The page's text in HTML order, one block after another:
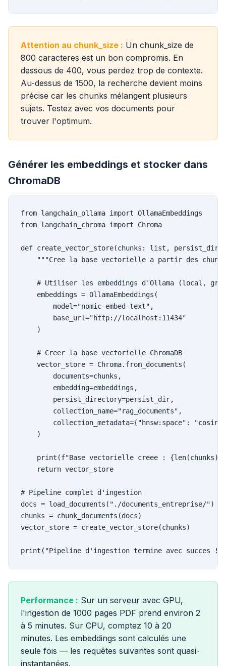
Attention au chunk_size : Un chunk_size de
800 caracteres est un bon compromis. En
dessous de 400, vous perdez trop de contexte.
Au-dessus de 1500, la recherche devient moins
précise car les chunks mélangent plusieurs
sujets. Testez avec vos documents pour
trouver l'optimum.
Générer les embeddings et stocker dans
ChromaDB
from langchain_ollama import OllamaEmbeddings
from langchain_chroma import Chroma
def create_vector_store(chunks: list, persist_dir:
"""Cree la base vectorielle a partir des
# Utiliser les embeddings d'Ollama (local,
    embeddings = OllamaEmbeddings(
        model="nomic-embed-text",
        base_url="http://localhost:11434"
    )
    # Creer la base vectorielle ChromaDB
    vector_store = Chroma.from_documents(
        documents=chunks,
        embedding=embeddings,
        persist_directory=persist_dir,
        collection_name="rag_documents",
collection_metadata={"hnsw:space":
    )
print(f"Base vectorielle creee :
    return vector_store
# Pipeline complet d'ingestion
docs = load_documents("./documents_entreprise/")
chunks = chunk_documents(docs)
vector_store = create_vector_store(chunks)
print("Pipeline d'ingestion termine avec succes !")
Performance : Sur un serveur avec GPU,
l'ingestion de 1000 pages PDF prend environ 2
à 5 minutes. Sur CPU, comptez 10 à 20
minutes. Les embeddings sont calculés une
seule fois — les requêtes suivantes sont quasi-
instantanées.